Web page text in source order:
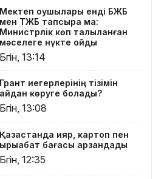
көшеде
төгіп
жатыр
Қытай
болжамдағыдай
болмады
балабақша
тәрбиешісінің
бүлдіршінге
Мектеп оқушылары енді БЖБ
мен ТЖБ тапсыра ма:
Министрлік көп талқыланған
мәселеге нүкте қойды
Бүгін, 13:14
Грант иегерлерінің тізімін
қайдан көруге болады?
Бүгін, 13:08
Қазақстанда қияр, картоп пен
қырыққабат бағасы арзандады
Бүгін, 12:35